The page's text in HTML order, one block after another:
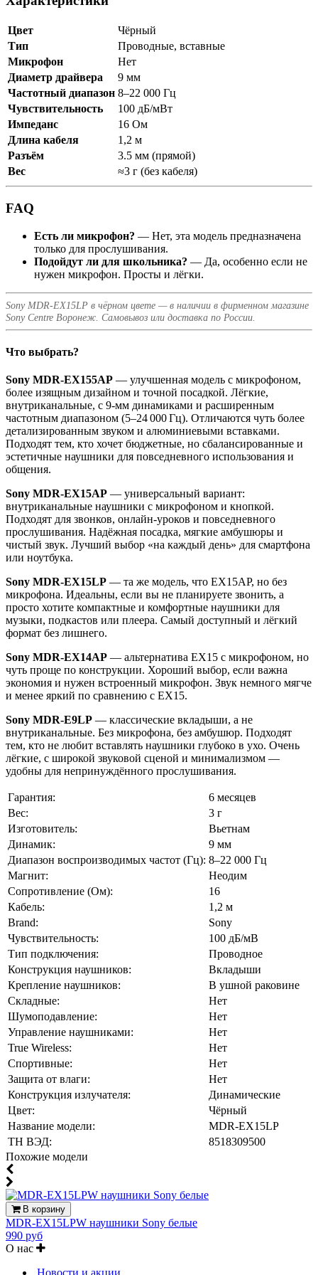
Цвет
Чёрный
Тип
Проводные, вставные
Микрофон
Нет
Диаметр драйвера
9 мм
Частотный диапазон 8–22 000 Гц
Чувствительность
100 дБ/мВт
Импеданс
16 Ом
Длина кабеля
1,2 м
Разъём
3.5 мм (прямой)
Вес
≈3 г (без кабеля)
FAQ
Есть ли микрофон? — Нет, эта модель предназначена
только для прослушивания.
Подойдут ли для школьника? — Да, особенно если не
нужен микрофон. Просты и лёгки.
Sony MDR‑EX15LP в чёрном цвете — в наличии в фирменном магазине
Sony Centre Воронеж. Самовывоз или доставка по России.
Что выбрать?
Sony MDR‑EX155AP — улучшенная модель с микрофоном,
более изящным дизайном и точной посадкой. Лёгкие,
внутриканальные, с 9-мм динамиками и расширенным
частотным диапазоном (5–24 000 Гц). Отличаются чуть более
детализированным звуком и алюминиевыми вставками.
Подходят тем, кто хочет бюджетные, но сбалансированные и
эстетичные наушники для повседневного использования и
общения.
Sony MDR‑EX15AP — универсальный вариант:
внутриканальные наушники с микрофоном и кнопкой.
Подходят для звонков, онлайн-уроков и повседневного
прослушивания. Надёжная посадка, мягкие амбушюры и
чистый звук. Лучший выбор «на каждый день» для смартфона
или ноутбука.
Sony MDR‑EX15LP — та же модель, что EX15AP, но без
микрофона. Идеальны, если вы не планируете звонить, а
просто хотите компактные и комфортные наушники для
музыки, подкастов или плеера. Самый доступный и лёгкий
формат без лишнего.
Sony MDR‑EX14AP — альтернатива EX15 с микрофоном, но
чуть проще по конструкции. Хороший выбор, если важна
экономия и нужен встроенный микрофон. Звук немного мягче
и менее яркий по сравнению с EX15.
Sony MDR‑E9LP — классические вкладыши, а не
внутриканальные. Без микрофона, без амбушюр. Подходят
тем, кто не любит вставлять наушники глубоко в ухо. Очень
лёгкие, с широкой звуковой сценой и минимализмом —
удобны для непринуждённого прослушивания.
Гарантия:
6 месяцев
Вес:
3 г
Изготовитель:
Вьетнам
Динамик:
9 мм
Диапазон воспроизводимых частот (Гц): 8–22 000 Гц
Магнит:
Неодим
Сопротивление (Ом):
16
Кабель:
1,2 м
Brand:
Sony
Чувствительность:
100 дБ/мВ
Тип подключения:
Проводное
Конструкция наушников:
Вкладыши
Крепление наушников:
В ушной раковине
Складные:
Нет
Шумоподавление:
Нет
Управление наушниками:
Нет
True Wireless:
Нет
Спортивные:
Нет
Защита от влаги:
Нет
Конструкция излучателя:
Динамические
Цвет:
Чёрный
Название модели:
MDR-EX15LP
ТН ВЭД:
8518309500
Похожие модели
В корзину
MDR-EX15LPW наушники Sony белые
990 руб
О нас
Новости и акции